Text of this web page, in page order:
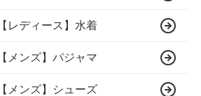
【レディース】水着
【メンズ】パジャマ
【メンズ】シューズ